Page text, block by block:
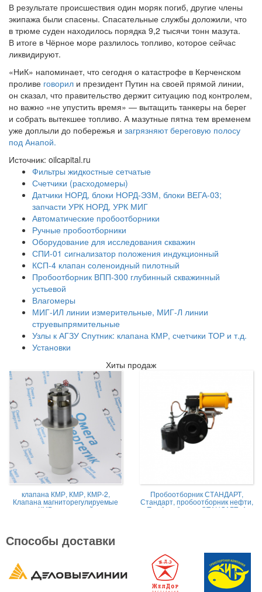
В результате происшествия один моряк погиб, другие члены
экипажа были спасены. Спасательные службы доложили, что
в трюме суден находилось порядка 9,2 тысячи тонн мазута.
В итоге в Чёрное море разлилось топливо, которое сейчас
ликвидируют.
«НиК» напоминает, что сегодня о катастрофе в Керченском
проливе говорил и президент Путин на своей прямой линии,
он сказал, что правительство держит ситуацию под контролем,
но важно «не упустить время» — вытащить танкеры на берег
и собрать вытекшее топливо. А мазутные пятна тем временем
уже доплыли до побережья и загрязняют береговую полосу
под Анапой.
Источник: oilcapital.ru
Фильтры жидкостные сетчатые
Счетчики (расходомеры)
Датчики НОРД, блоки НОРД-Э3М, блоки ВЕГА-03;
запчасти УРК НОРД, УРК МИГ
Автоматические пробоотборники
Ручные пробоотборники
Оборудование для исследования скважин
СПИ-01 сигнализатор положения индукционный
КСП-4 клапан соленоидный пилотный
Пробоотборник ВПП-300 глубинный скважинный
устьевой
Влагомеры
МИГ-ИЛ линии измерительные, МИГ-Л линии
струевыпрямительные
Узлы к АГЗУ Спутник: клапана КМР, счетчики ТОР и т.д.
Установки
Хиты продаж
клапана КМР, КМР, КМР-2,
Клапана магниторегулируемые
КМР жидкостной
Пробоотборник СТАНДАРТ,
Стандарт, пробоотборник нефти,
Пробоотборник СТАНДАРТ -А
Способы доставки